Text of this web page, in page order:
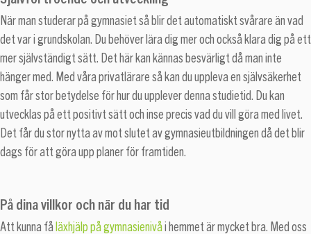
När man studerar på gymnasiet så blir det automatiskt svårare än vad
det var i grundskolan. Du behöver lära dig mer och också klara dig på ett
mer självständigt sätt. Det här kan kännas besvärligt då man inte
hänger med. Med våra privatlärare så kan du uppleva en självsäkerhet
som får stor betydelse för hur du upplever denna studietid. Du kan
utvecklas på ett positivt sätt och inse precis vad du vill göra med livet.
Det får du stor nytta av mot slutet av gymnasieutbildningen då det blir
dags för att göra upp planer för framtiden.
På dina villkor och när du har tid
Att kunna få läxhjälp på gymnasienivåi hemmet är mycket bra. Med oss